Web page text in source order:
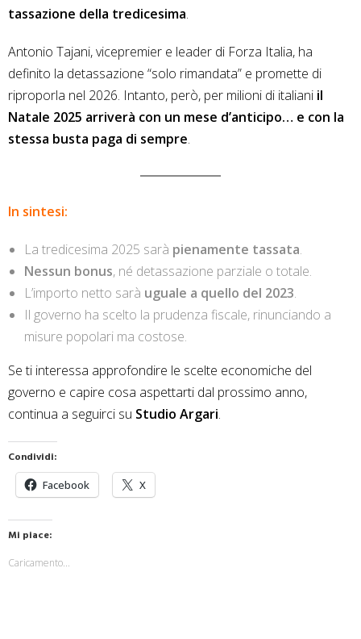
tassazione della tredicesima.
Antonio Tajani, vicepremier e leader di Forza Italia, ha
definito la detassazione “solo rimandata” e promette di
riproporla nel 2026. Intanto, però, per milioni di italiani il
Natale 2025 arriverà con un mese d’anticipo… e con la
stessa busta paga di sempre.
In sintesi:
La tredicesima 2025 sarà pienamente tassata.
Nessun bonus, né detassazione parziale o totale.
L’importo netto sarà uguale a quello del 2023.
Il governo ha scelto la prudenza fiscale, rinunciando a
misure popolari ma costose.
Se ti interessa approfondire le scelte economiche del
governo e capire cosa aspettarti dal prossimo anno,
continua a seguirci su Studio Argari.
Condividi:
Facebook X
Mi piace:
Caricamento...